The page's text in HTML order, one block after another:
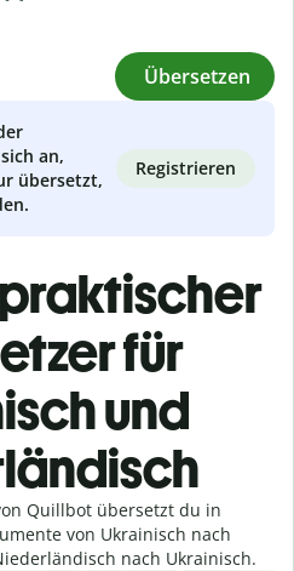
Übersetzen
an,
übersetzt,
Registrieren
für
und
Quillbot übersetzt du in
von Ukrainisch nach
nach Ukrainisch.